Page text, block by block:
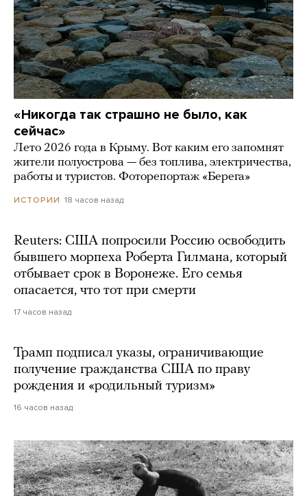
«Никогда так страшно не было, как
сейчас»
Лето 2026 года в Крыму. Вот каким его запомнят
жители полуострова — без топлива, электричества,
работы и туристов. Фоторепортаж «Берега»
ИСТОРИИ 18 часов назад
Reuters: США попросили Россию освободить
бывшего морпеха Роберта Гилмана, который
отбывает срок в Воронеже. Его семья
опасается, что тот при смерти
17 часов назад
Трамп подписал указы, ограничивающие
получение гражданства США по праву
рождения и «родильный туризм»
16 часов назад